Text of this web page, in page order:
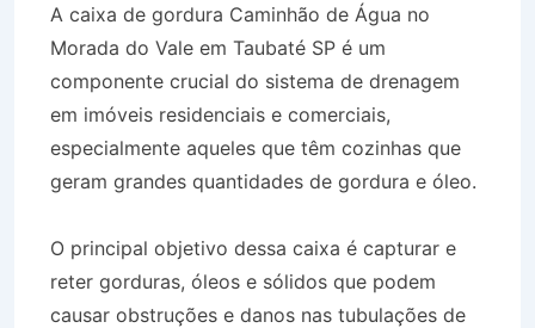
A caixa de gordura Caminhão de Água no
Morada do Vale em Taubaté SP é um
componente crucial do sistema de drenagem
em imóveis residenciais e comerciais,
especialmente aqueles que têm cozinhas que
geram grandes quantidades de gordura e óleo.
O principal objetivo dessa caixa é capturar e
reter gorduras, óleos e sólidos que podem
causar obstruções e danos nas tubulações de